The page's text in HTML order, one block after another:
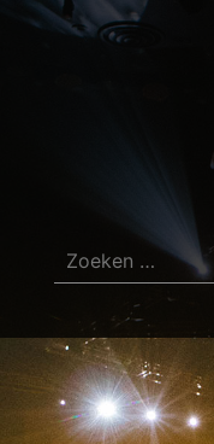
Zoeken
naar: